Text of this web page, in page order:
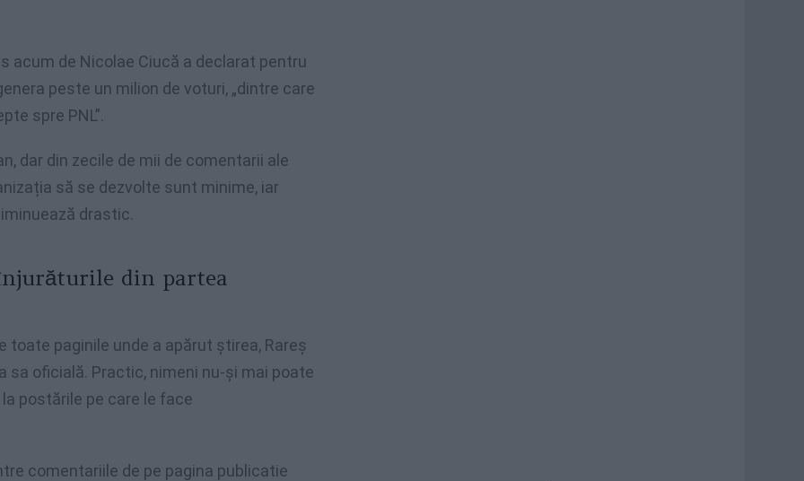
acum de Nicolae Ciucă a declarat pentru
peste un milion de voturi, „dintre care
spre PNL”.
dar din zecile de mii de comentarii ale
să se dezvolte sunt minime, iar
drastic.
din partea
paginile unde a apărut știrea, Rareș
sa oficială. Practic, nimeni nu-și mai poate
postările pe care le face
comentariile de pe pagina publicatie